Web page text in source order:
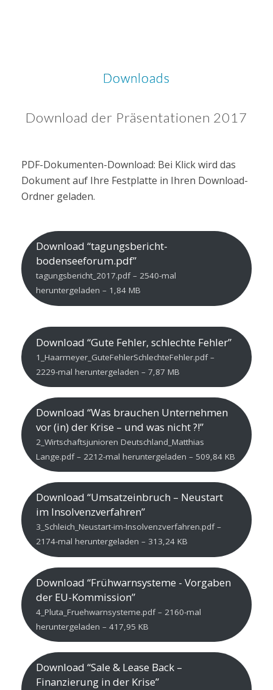
Downloads
Download der Präsentationen 2017
PDF-Dokumenten-Download: Bei Klick wird das
Dokument auf Ihre Festplatte in Ihren Download-
Ordner geladen.
Download “tagungsbericht-
bodenseeforum.pdf”
tagungsbericht_2017.pdf – 2540-mal
heruntergeladen – 1,84 MB
Download “Gute Fehler, schlechte Fehler”
1_Haarmeyer_GuteFehlerSchlechteFehler.pdf –
2229-mal heruntergeladen – 7,87 MB
Download “Was brauchen Unternehmen
vor (in) der Krise – und was nicht ?!”
2_Wirtschaftsjunioren Deutschland_Matthias
Lange.pdf – 2212-mal heruntergeladen – 509,84 KB
Download “Umsatzeinbruch – Neustart
im Insolvenzverfahren”
3_Schleich_Neustart-im-Insolvenzverfahren.pdf –
2174-mal heruntergeladen – 313,24 KB
Download “Frühwarnsysteme - Vorgaben
der EU-Kommission”
4_Pluta_Fruehwarnsysteme.pdf – 2160-mal
heruntergeladen – 417,95 KB
Download “Sale & Lease Back –
Finanzierung in der Krise”